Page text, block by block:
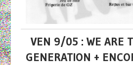
VEN 9/05 : WE ARE
GENERATION +